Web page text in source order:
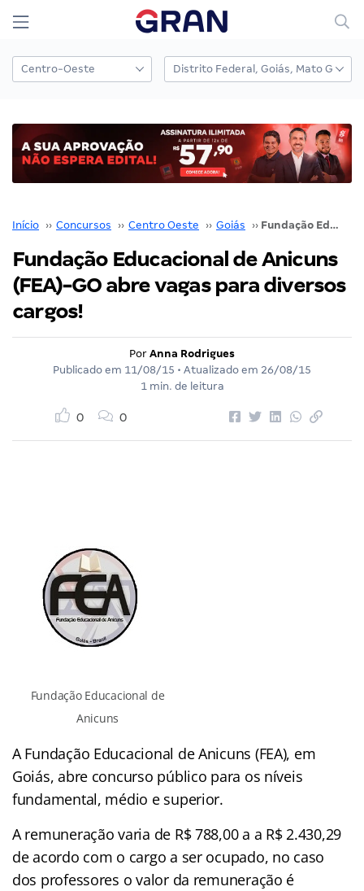
Início ›› Concursos ›› Centro Oeste ›› Goiás ›› Fundação Educacional de Anicuns (FEA)-GO abre vagas para diversos cargos!
Fundação Educacional de Anicuns
(FEA)-GO abre vagas para diversos
cargos!
Por Anna Rodrigues
Publicado em 11/08/15 • Atualizado em 26/08/15
1 min. de leitura
0 0
Fundação Educacional de
Anicuns
A Fundação Educacional de Anicuns (FEA), em
Goiás, abre concurso público para os níveis
fundamental, médio e superior.
A remuneração varia de R$ 788,00 a a R$ 2.430,29
de acordo com o cargo a ser ocupado, no caso
dos professores o valor da remuneração é